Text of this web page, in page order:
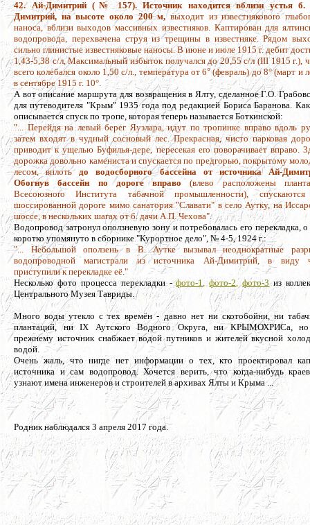
42. Ай-Димитрий (№ 157). Источник находится вблизи устья б.
Димитрий, на высоте около 200 м,выходит из известняковоrо
наноса, вблизи выходов массивных известняков. Каптирован для
водопровода, перехвачена струя из трещины в известняке. Рядом
сильно rлинистые известняковые наносы. В июне и июле 1915 г. дебит
1,43-5,З8 с/л, Максимальный избыток получался до 20,55 с/л (III 1915 г.),
всего кoлебался около 1,50 с/л., температура от 6°(февраль) до 8° (март и
в сентябре 1915 г. 10°.
А вот описание маршрута для возвращения в Ялту, сделанное Г.О.
для путеводителя "Крым" 1935 года под редакцией Бориса Баранова.
описывается спуск по тропе, которая теперь называется Боткинской:
"... Пepeйдя на левый берег Яузлара, идут по тропинке вправо вдоль
затем входят в чудный сосновый лес. Прекрасная, чисто парковая
приводит к ущелью Буфилья-дере, пересекая ero поворачивает вправо.
дорожка довольно камениста и cnyскается по предгорью, покрытому
лесом, вплотьдо водосборноrо баcceйнa от источника Aй-
Oбoгнув бассейн по дороге вправо (влево расположены
Всесоюзноrо Института табачной промышленности),
шоссированной дороге мимо санатория "Славати" в село Аутку, на
шоссе, в нескольких шагах от б. дачи А.П. Чехова".
Водопровод затронул оползневую зону и потребовалась его перекладка,
коротко упомянуто в сборнике "Курортное дело", № 4-5, 1924 г.:
"... Небольшой оползень в В. Аутке вызывал неоднократные
водопроводной магистрали из источника Ай-Димитрий, в виду
приступили к перекладке её."
Несколько фото процесса перекладки -фото-1, фото-2, фото-3из
Центрального Музея Тавриды.
Много воды утекло с тех времён - давно нет ни скотобойни, ни
плантаций, ни IX Аутского Водного Округа, ни КРЫМОХРИСа,
прежнему источник снабжает водой путников и жителей вкусной
водой.
Очень жаль, что нигде нет информации о тех, кто проектировал
источника и сам водопровод. Хочется верить, что когда-нибудь
узнают имена инженеров и строителей в архивах Ялты и Крыма ...
Родник наблюдался 3 апреля 2017 года.